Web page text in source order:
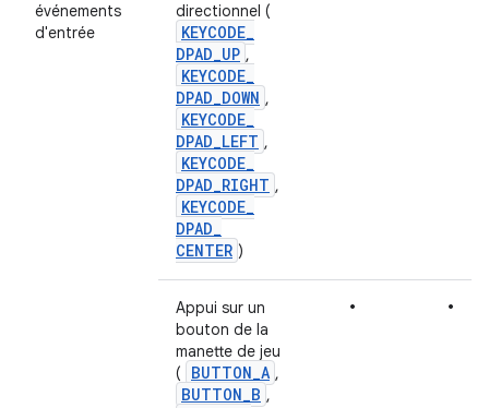
événements
d'entrée
directionnel (
KEYCODE_
DPAD_UP ,
KEYCODE_
DPAD_DOWN ,
KEYCODE_
DPAD_LEFT ,
KEYCODE_
DPAD_RIGHT ,
KEYCODE_
DPAD_
CENTER )
Appui sur un
bouton de la
manette de jeu
(
BUTTON_A ,
BUTTON_B ,
• •